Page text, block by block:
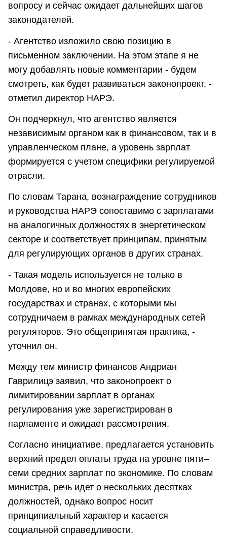
вопросу и сейчас ожидает дальнейших шагов
законодателей.
- Агентство изложило свою позицию в
письменном заключении. На этом этапе я не
могу добавлять новые комментарии - будем
смотреть, как будет развиваться законопроект, -
отметил директор НАРЭ.
Он подчеркнул, что агентство является
независимым органом как в финансовом, так и в
управленческом плане, а уровень зарплат
формируется с учетом специфики регулируемой
отрасли.
По словам Тарана, вознаграждение сотрудников
и руководства НАРЭ сопоставимо с зарплатами
на аналогичных должностях в энергетическом
секторе и соответствует принципам, принятым
для регулирующих органов в других странах.
- Такая модель используется не только в
Молдове, но и во многих европейских
государствах и странах, с которыми мы
сотрудничаем в рамках международных сетей
регуляторов. Это общепринятая практика, -
уточнил он.
Между тем министр финансов Андриан
Гаврилицэ заявил, что законопроект о
лимитировании зарплат в органах
регулирования уже зарегистрирован в
парламенте и ожидает рассмотрения.
Согласно инициативе, предлагается установить
верхний предел оплаты труда на уровне пяти–
семи средних зарплат по экономике. По словам
министра, речь идет о нескольких десятках
должностей, однако вопрос носит
принципиальный характер и касается
социальной справедливости.